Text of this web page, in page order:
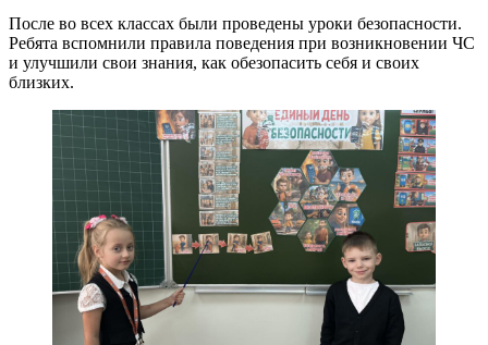
После во всех классах были проведены уроки безопасности.
Ребята вспомнили правила поведения при возникновении ЧС
и улучшили свои знания, как обезопасить себя и своих
близких.